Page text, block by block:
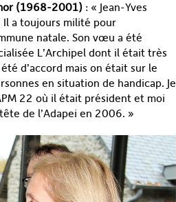
(1968-2001) : « Jean-Yves
Il a toujours milité pour
natale. Son vœu a été
L’Archipel dont il était très
d’accord mais on était sur le
en situation de handicap. Je
22 où il était président et moi
de l’Adapei en 2006. »